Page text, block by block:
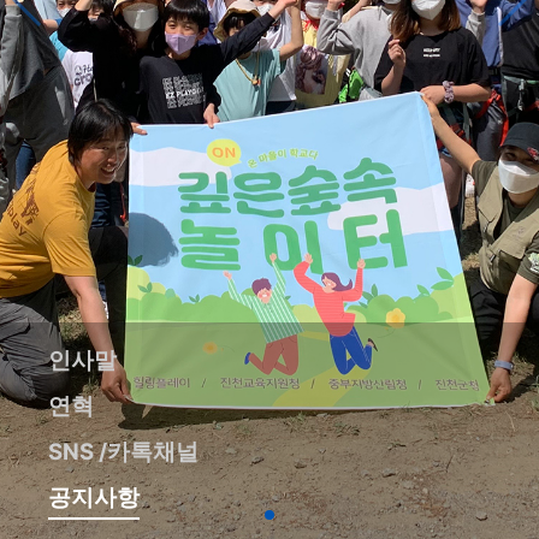
인사말
연혁
SNS /카톡채널
공지사항